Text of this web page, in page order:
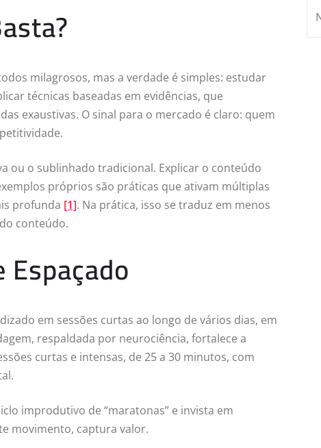
milagrosos, mas a verdade é simples: estudar
técnicas baseadas em evidências, que
exaustivas. O sinal para o mercado é claro: quem
ou o sublinhado tradicional. Explicar o conteúdo
próprios são práticas que ativam múltiplas
profunda [1]. Na prática, isso se traduz em menos
conteúdo.
em sessões curtas ao longo de vários dias, em
respaldada por neurociência, fortalece a
curtas e intensas, de 25 a 30 minutos, com
improdutivo de “maratonas” e invista em
movimento, captura valor.